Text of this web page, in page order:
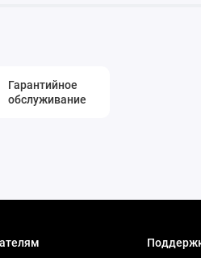
Гарантийное
обслуживание